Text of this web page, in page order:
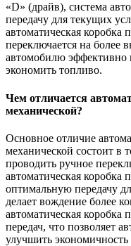
«D» (драйв), система
передачу для текущих
автоматическая коробка
переключается на более
автомобилю эффективно
экономить топливо.
Чем отличается
механической?
Основное отличие
механической состоит в
проводить ручное
автоматическая коробка
оптимальную передачу
делает вождение более
автоматическая коробка
передач, что позволяет
улучшить экономичность